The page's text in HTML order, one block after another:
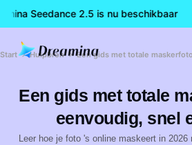
Seedance 2.5 is nu beschikbaar
Start Hulpbron Een gids met totale
Een gids met totale
eenvoudig, snel
Leer hoe je foto 's online maskeert in 2026